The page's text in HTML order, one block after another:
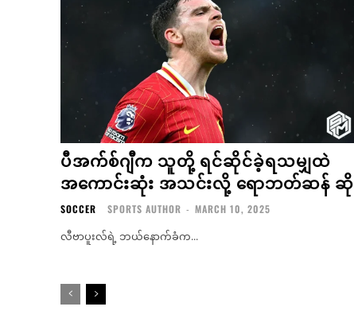
ပီအက်စ်ဂျီက သူတို့ ရင်ဆိုင်ခဲ့ရသမျှထဲ
အကောင်းဆုံး အသင်းလို့ ရောဘတ်ဆန် ဆို
SOCCER SPORTS AUTHOR - MARCH 10, 2025
လီဗာပူးလ်ရဲ့ ဘယ်နောက်ခံက...